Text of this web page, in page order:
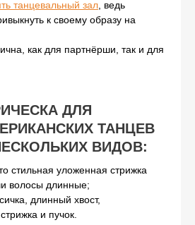
танцевальный зал , ведь
к своему образу на
как для партнёрши, так и для
ДЛЯ
ТАНЦЕВ
ВИДОВ:
стильная уложенная стрижка
волосы длинные;
длинный хвост,
и пучок.